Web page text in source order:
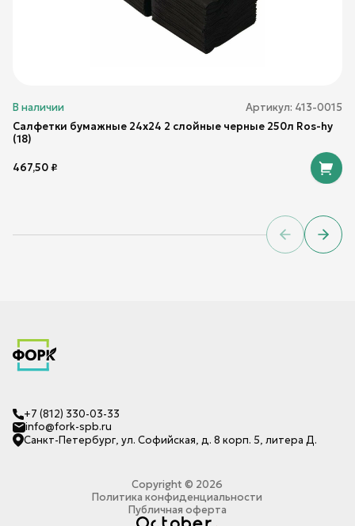
В наличии Артикул: 413-0015
Салфетки бумажные 24х24 2 слойные черные 250л Ros-hy
(18)
467,50₽
Previous
Next
+7 (812) 330-03-33
info@fork-spb.ru
Санкт-Петербург, ул. Софийская, д. 8 корп. 5, литера Д.
Copyright © 2026
Политика конфиденциальности
Публичная оферта